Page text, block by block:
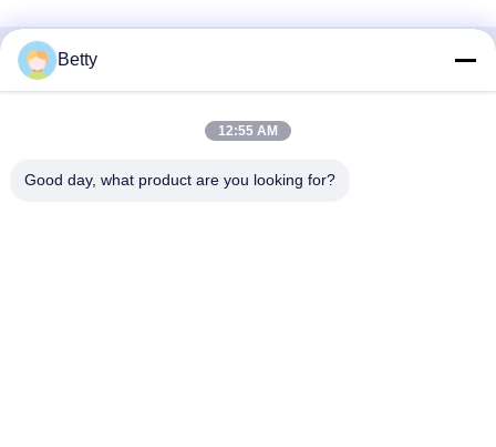
Γρήγορη επικοινωνία
Guangdong, Κίνα
Betty
12:55 AM
Good day, what product are you looking for?